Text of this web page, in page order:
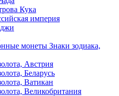
Кука
империя
монеты Знаки зодиака,
Австрия
Беларусь
Ватикан
Великобритания